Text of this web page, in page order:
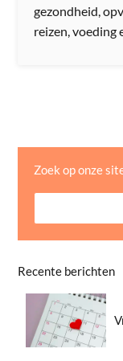
gezondheid,
reizen, voeding
Zoek op onze
Recente berichten